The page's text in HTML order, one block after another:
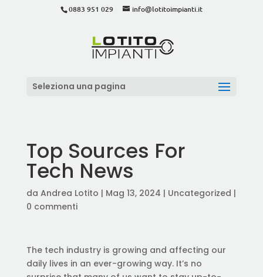
0883 951 029 info@lotitoimpianti.it
Seleziona una pagina
Top Sources For
Tech News
da Andrea Lotito | Mag 13, 2024 | Uncategorized |
0 commenti
The tech industry is growing and affecting our
daily lives in an ever-growing way. It’s no